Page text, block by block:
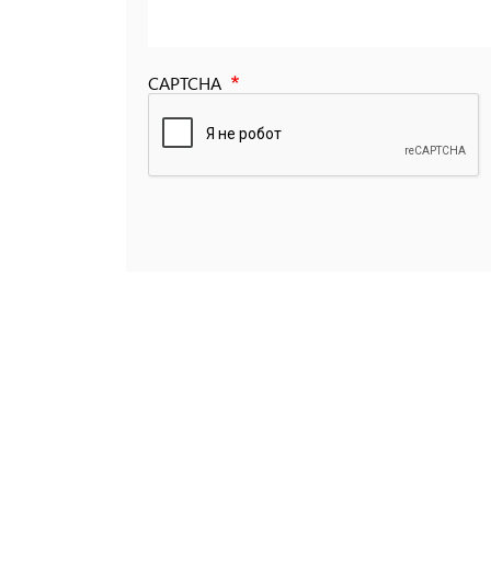
CAPTCHA